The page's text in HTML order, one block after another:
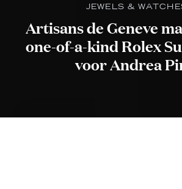
JEWELS &
Artisans de Geneve
one-of-a-kind Rolex
voor Andrea